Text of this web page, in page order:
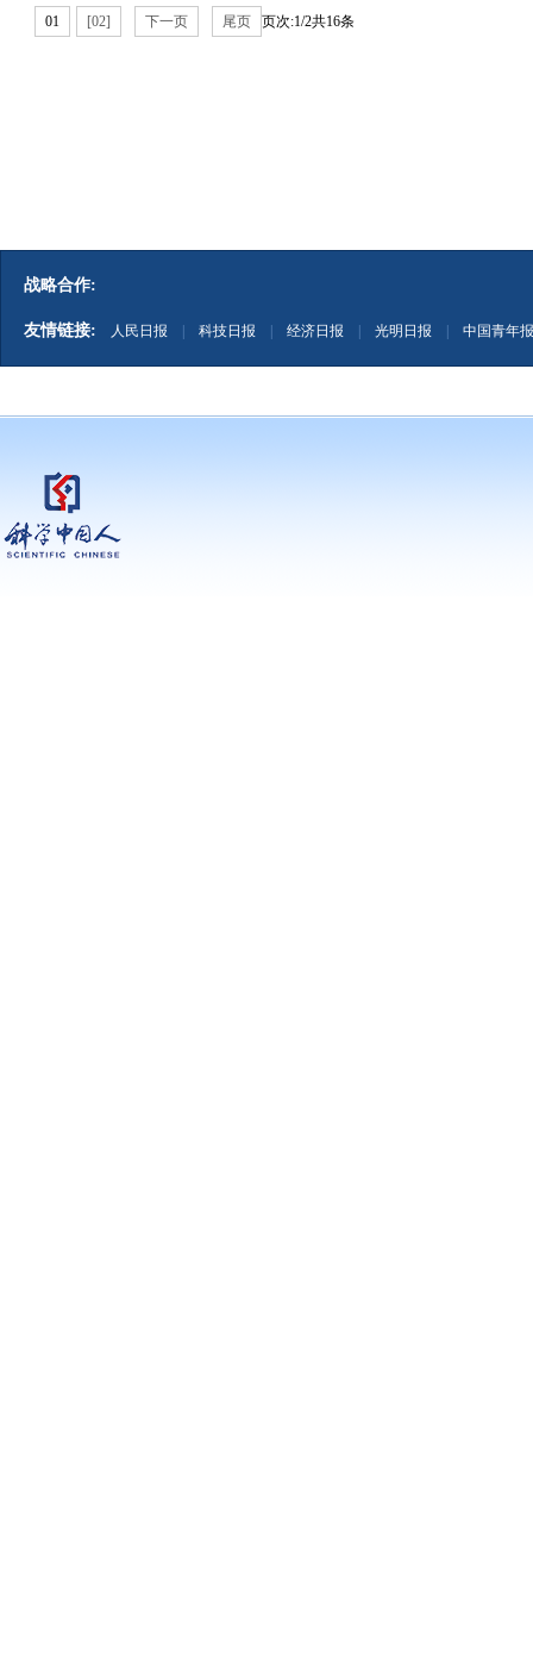
01 [02] 下一页 尾页 页次:1/2共16条
战略合作:
友情链接: 人民日报 科技日报 经济日报 光明日报 中国青年报